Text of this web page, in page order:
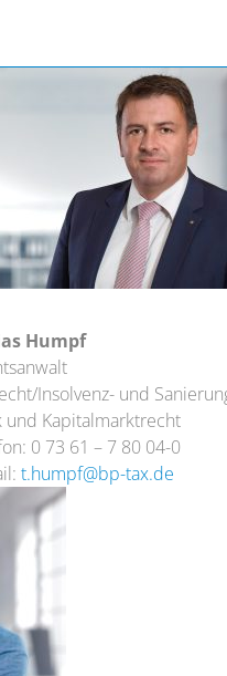
Humpf
Insolvenz- und
und Kapitalmarktrecht
0 73 61 – 7 80 04-0
t.humpf@bp-tax.de